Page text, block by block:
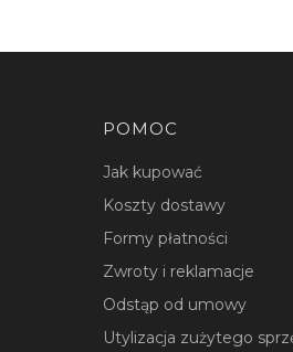
Linki w stopce
POMOC
Jak kupować
Koszty dostawy
Formy płatności
Zwroty i reklamacje
Odstąp od umowy
Utylizacja zużytego